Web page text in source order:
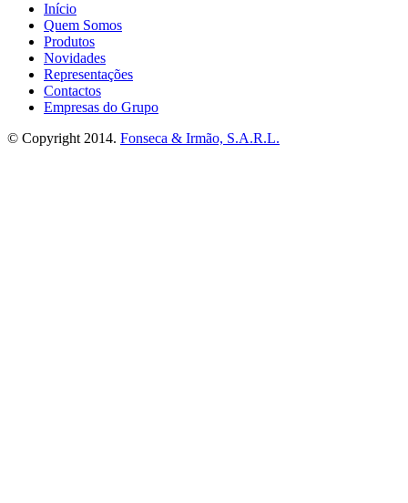
Início
Quem Somos
Produtos
Novidades
Representações
Contactos
Empresas do Grupo
© Copyright 2014. Fonseca & Irmão, S.A.R.L.